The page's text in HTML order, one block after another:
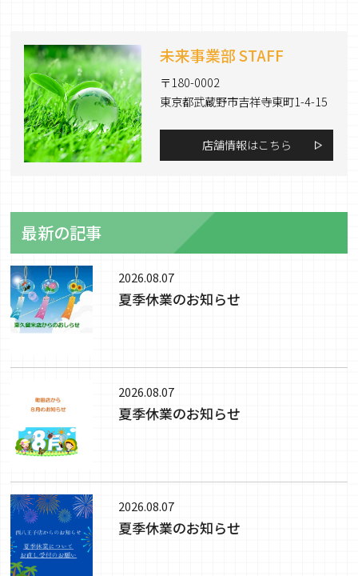
未来事業部 STAFF
〒180-0002
東京都武蔵野市吉祥寺東町1-4-15
店舗情報はこちら
最新の記事
2026.08.07
夏季休業のお知らせ
2026.08.07
夏季休業のお知らせ
2026.08.07
夏季休業のお知らせ